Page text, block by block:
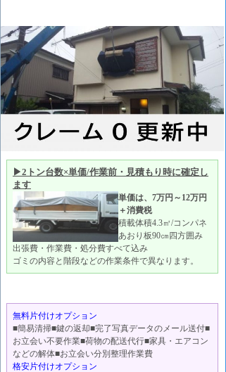
▶2トン台数×単価/作業前・見積もり時に確定し
ます
単価は、7万円～12万円
＋消費税
積載体積4.3㎥/コンパネ
あおり板90㎝四方囲み
出張費・作業費・処分費すべて込み
ゴミの内容と階段などの作業条件で異なります。
無料片付けオプション
■簡易清掃■鍵の返却■完了写真データのメール送付■
お立会い不要作業■荷物の配送代行■家具・エアコン
などの解体■お立会い分別整理作業費
格安片付けオプション